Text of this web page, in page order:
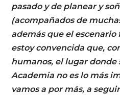
pasado y de planear y
(acompañados de
además que el
estoy convencida que,
humanos, el lugar donde
Academia no es lo más
vamos a por más, a